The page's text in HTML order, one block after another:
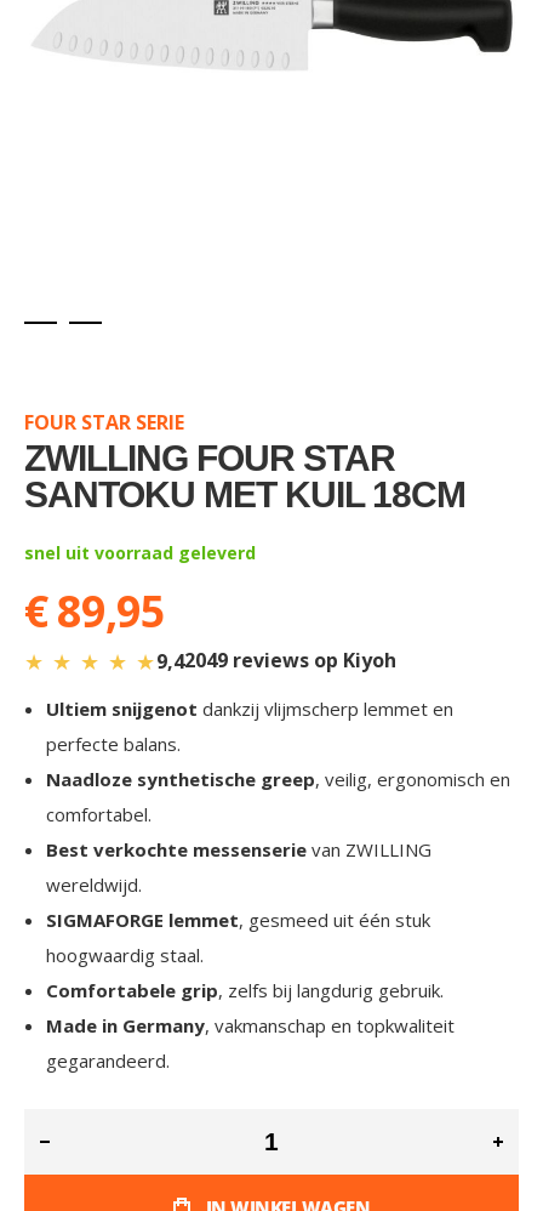
beginning
of
the
images
FOUR STAR SERIE
ZWILLING FOUR STAR
SANTOKU MET KUIL 18CM
snel uit voorraad geleverd
€ 89,95
★ ★ ★ ★ ★9,42049 reviews op Kiyoh
Ultiem snijgenot dankzij vlijmscherp lemmet en
perfecte balans.
Naadloze synthetische greep, veilig, ergonomisch en
comfortabel.
Best verkochte messenserie van ZWILLING
wereldwijd.
SIGMAFORGE lemmet, gesmeed uit één stuk
hoogwaardig staal.
Comfortabele grip, zelfs bij langdurig gebruik.
Made in Germany, vakmanschap en topkwaliteit
gegarandeerd.